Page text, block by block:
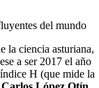
la ciencia asturiana,
a ser 2017 el año
H (que mide la